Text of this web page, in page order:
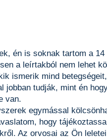
én is soknak tartom a
a leírtakból nem lehet
ismerik mind
jobban tudják, mint én
van.
egymással
hogy
Az orvosai az Ön